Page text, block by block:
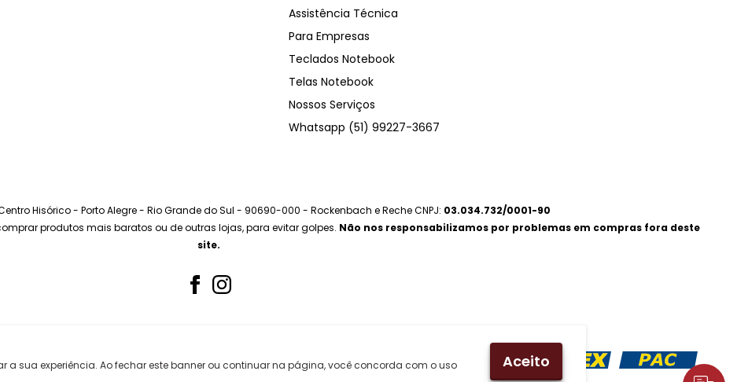
Assistência Técnica
Para Empresas
Teclados Notebook
Telas Notebook
Nossos Serviços
Whatsapp (51) 99227-3667
Hisórico - Porto Alegre - Rio Grande do Sul - 90690-000 - Rockenbach e Reche CNPJ: 03.034.732/0001-90
produtos mais baratos ou de outras lojas, para evitar golpes. Não nos responsabilizamos por problemas em compras fora deste
site.
a sua experiência. Ao fechar este banner ou continuar na página, você concorda com o uso
Aceito